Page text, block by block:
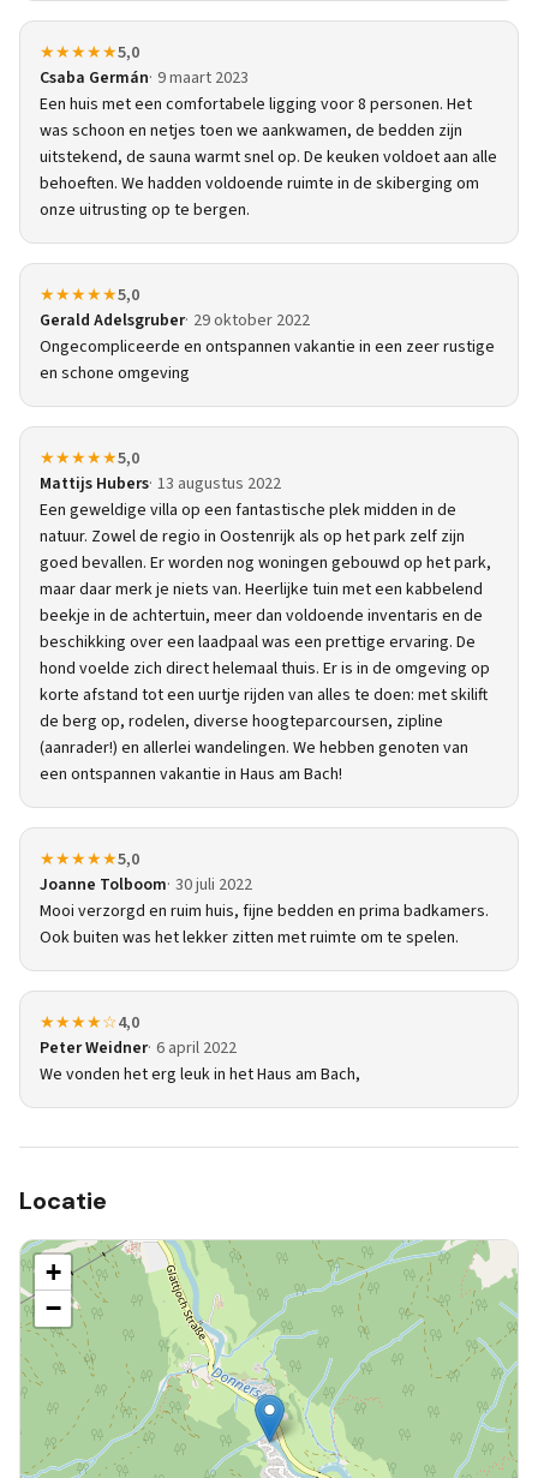
★★★★★5,0
Csaba Germán 9 maart 2023
Een huis met een comfortabele ligging voor 8 personen. Het
was schoon en netjes toen we aankwamen, de bedden zijn
uitstekend, de sauna warmt snel op. De keuken voldoet aan alle
behoeften. We hadden voldoende ruimte in de skiberging om
onze uitrusting op te bergen.
★★★★★5,0
Gerald Adelsgruber 29 oktober 2022
Ongecompliceerde en ontspannen vakantie in een zeer rustige
en schone omgeving
★★★★★5,0
Mattijs Hubers 13 augustus 2022
Een geweldige villa op een fantastische plek midden in de
natuur. Zowel de regio in Oostenrijk als op het park zelf zijn
goed bevallen. Er worden nog woningen gebouwd op het park,
maar daar merk je niets van. Heerlijke tuin met een kabbelend
beekje in de achtertuin, meer dan voldoende inventaris en de
beschikking over een laadpaal was een prettige ervaring. De
hond voelde zich direct helemaal thuis. Er is in de omgeving op
korte afstand tot een uurtje rijden van alles te doen: met skilift
de berg op, rodelen, diverse hoogteparcoursen, zipline
(aanrader!) en allerlei wandelingen. We hebben genoten van
een ontspannen vakantie in Haus am Bach!
★★★★★5,0
Joanne Tolboom 30 juli 2022
Mooi verzorgd en ruim huis, fijne bedden en prima badkamers.
Ook buiten was het lekker zitten met ruimte om te spelen.
★★★★☆4,0
Peter Weidner 6 april 2022
We vonden het erg leuk in het Haus am Bach,
Locatie
+
−